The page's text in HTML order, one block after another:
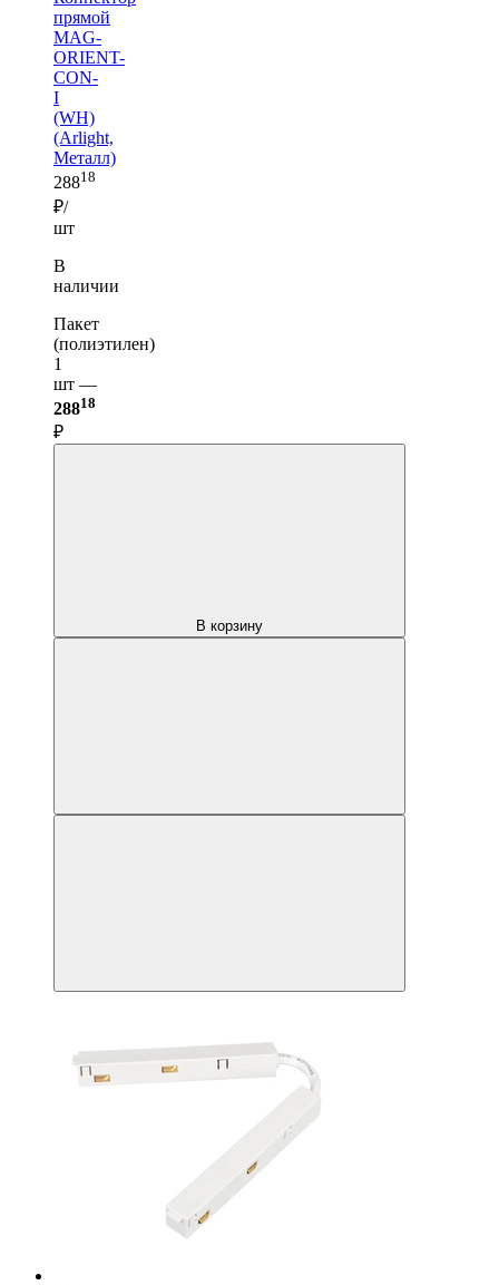
прямой
MAG-
ORIENT-
CON-
I
(WH)
(Arlight,
Металл)
28818
₽/
шт
В
наличии
Пакет
(полиэтилен)
1
шт —
28818
₽
В корзину